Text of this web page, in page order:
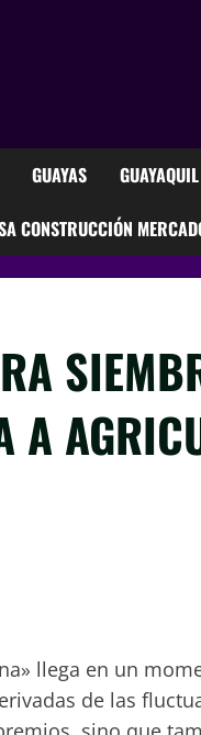
GUAYAS GUAYAQUIL
CONSTRUCCIÓN
llega en un
de las